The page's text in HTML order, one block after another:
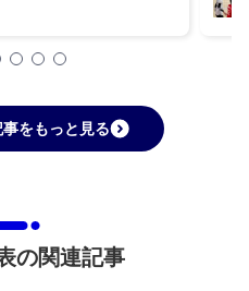
をもっと見る
の関連記事